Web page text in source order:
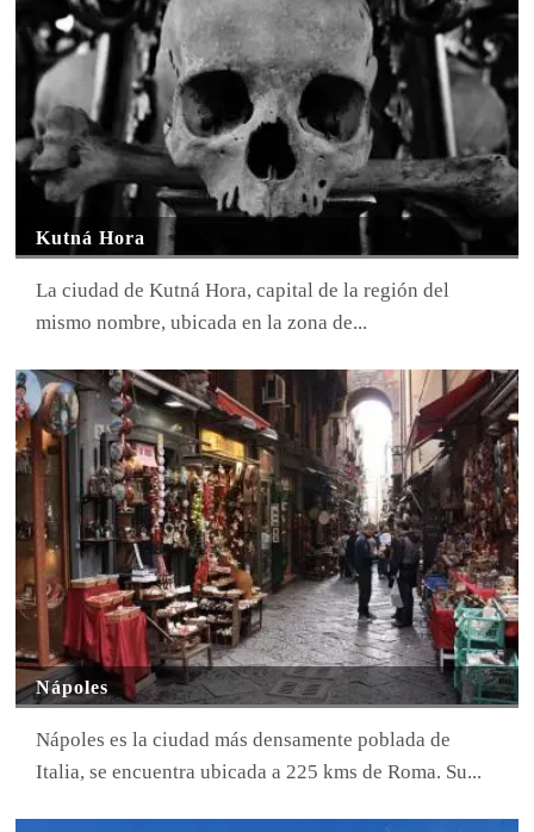
Kutná Hora
La ciudad de Kutná Hora, capital de la región del
mismo nombre, ubicada en la zona de...
Nápoles
Nápoles es la ciudad más densamente poblada de
Italia, se encuentra ubicada a 225 kms de Roma. Su...